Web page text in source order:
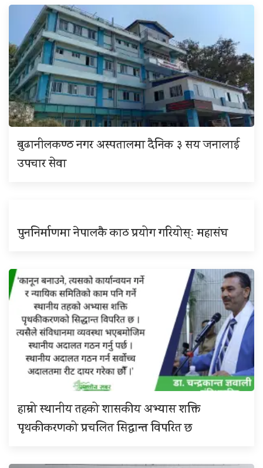
बुढानीलकण्ठ नगर अस्पतालमा दैनिक ३ सय जनालाई
उपचार सेवा
पुननिर्माणमा नेपालकै काठ प्रयोग गरियोस्ः महासंघ
हाम्रो स्थानीय तहको शासकीय अभ्यास शक्ति
पृथकीकरणको प्रचलित सिद्धान्त विपरित छ